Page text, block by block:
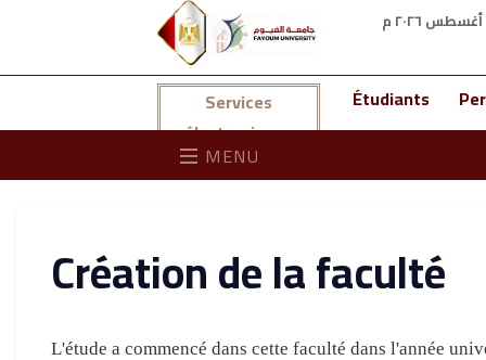
Services
électroniques
Étudiants
MENU
Création de la faculté
* L'étude a commencé dans cette faculté dans l'année